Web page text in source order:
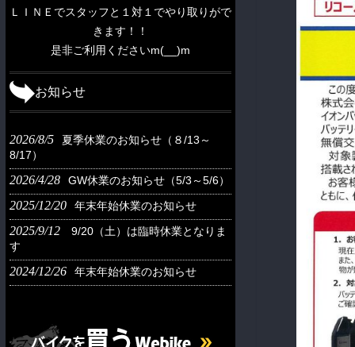
ＬＩＮＥでスタッフと１対１でやり取りがで
きます！！
是非ご利用くださいm(__)m
お知らせ
2026/8/5
夏季休業のお知らせ（８/13～
8/17）
2026/4/28 GW休業のお知らせ（5/3～5/6）
2025/12/20 年末年始休業のお知らせ
2025/9/12
9/20（土）は臨時休業となりま
す
2024/12/26 年末年始休業のお知らせ